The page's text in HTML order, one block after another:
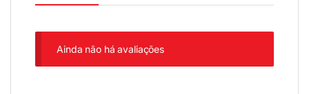
Ainda não há avaliações